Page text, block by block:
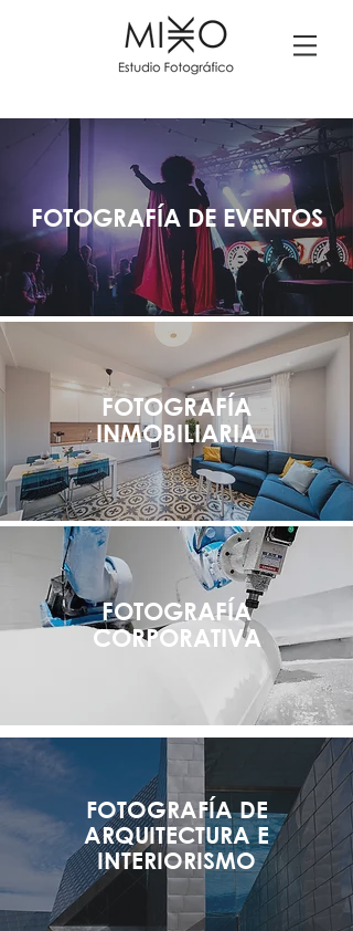
FOTOGRAFÍA DE EVENTOS
FOTOGRAFÍA
INMOBILIARIA
FOTOGRAFÍA
CORPORATIVA
FOTOGRAFÍA DE
ARQUITECTURA E
INTERIORISMO